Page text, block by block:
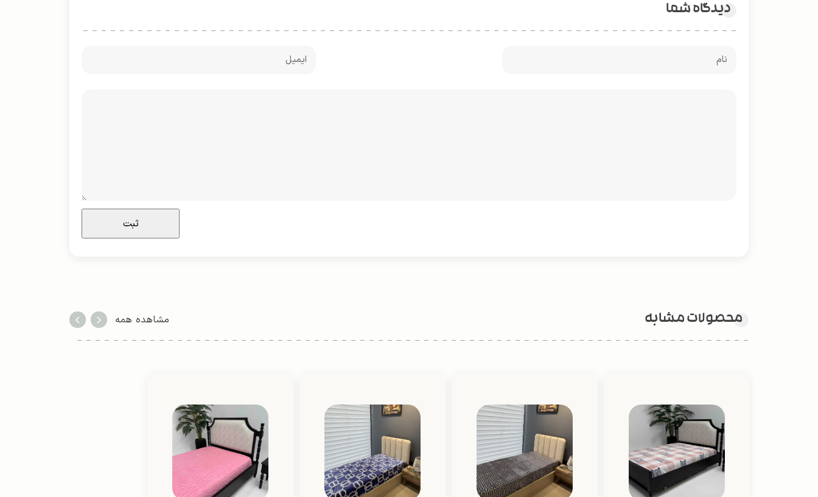
دیدگاه شما
محصولات مشابه مشاهده همه